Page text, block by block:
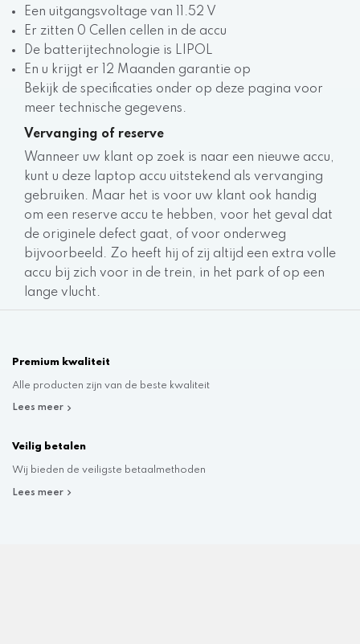
Een uitgangsvoltage van 11.52 V
Er zitten 0 Cellen cellen in de accu
De batterijtechnologie is LIPOL
En u krijgt er 12 Maanden garantie op
Bekijk de specificaties onder op deze pagina voor
meer technische gegevens.
Vervanging of reserve
Wanneer uw klant op zoek is naar een nieuwe accu,
kunt u deze laptop accu uitstekend als vervanging
gebruiken. Maar het is voor uw klant ook handig
om een reserve accu te hebben, voor het geval dat
de originele defect gaat, of voor onderweg
bijvoorbeeld. Zo heeft hij of zij altijd een extra volle
accu bij zich voor in de trein, in het park of op een
lange vlucht.
Premium kwaliteit
Alle producten zijn van de beste kwaliteit
Lees meer
Veilig betalen
Wij bieden de veiligste betaalmethoden
Lees meer